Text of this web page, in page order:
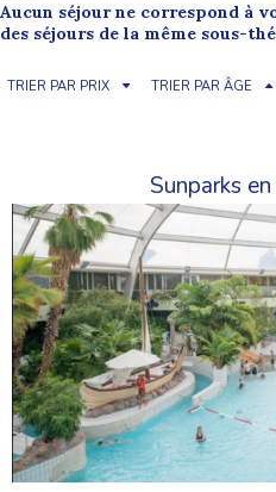
Aucun séjour ne correspond à
des séjours de la même sous-
TRIER PAR PRIX TRIER PAR ÂGE
Sunparks